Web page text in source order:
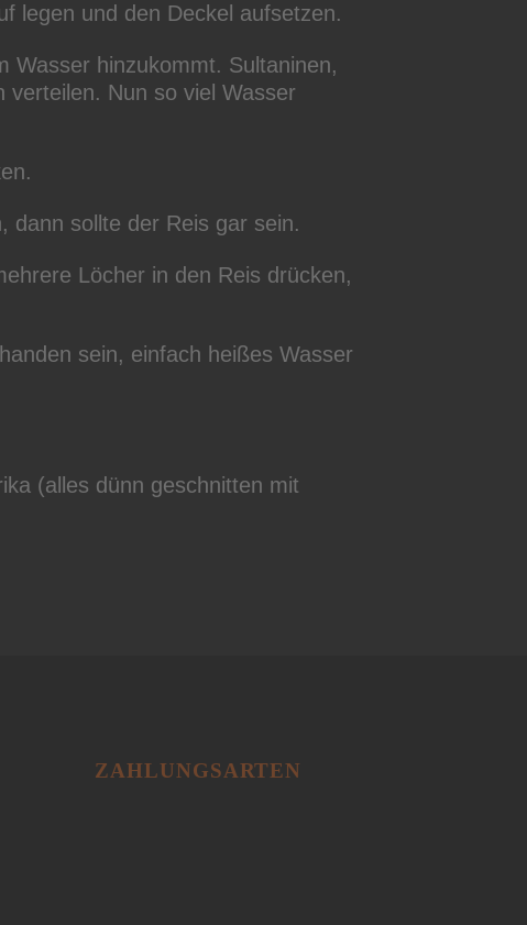
legen und den Deckel aufsetzen.
Wasser hinzukommt. Sultaninen,
verteilen. Nun so viel Wasser
dann sollte der Reis gar sein.
Löcher in den Reis drücken,
sein, einfach heißes Wasser
(alles dünn geschnitten mit
ZAHLUNGSARTEN